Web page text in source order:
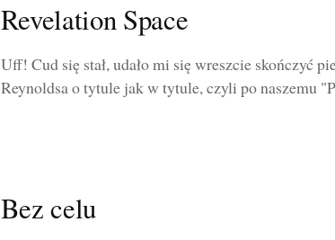
Revelation Space
Uff! Cud się stał, udało mi się wreszcie skończyć
Reynoldsa o tytule jak w tytule, czyli po naszemu
Bez celu